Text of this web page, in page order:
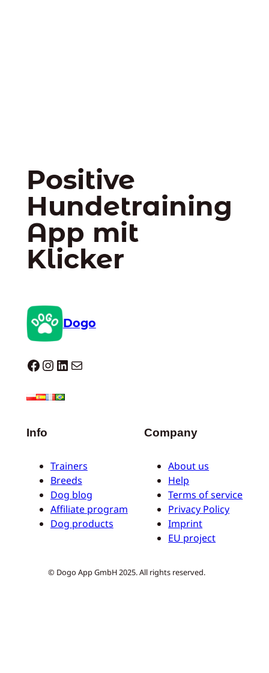
Positive
Hundetraining
App mit
Klicker
Dogo
Dogo facebook InstagramLinkedIn E-Mail
Info
Trainers
Breeds
Dog blog
Affiliate program
Dog products
Company
About us
Help
Terms of service
Privacy Policy
Imprint
EU project
© Dogo App GmbH 2025. All rights reserved.